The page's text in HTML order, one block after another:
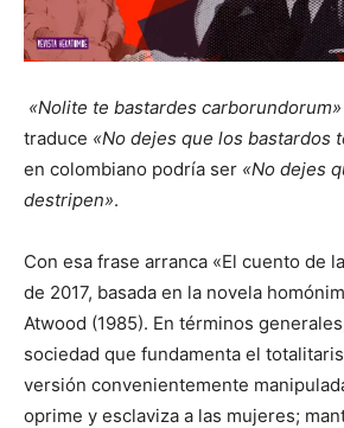
«Nolite te bastardes carborundorum»
traduce «No dejes que los bastardos
en colombiano podría ser «No dejes
destripen».
Con esa frase arranca «El cuento de
de 2017, basada en la novela
Atwood (1985). En términos
sociedad que fundamenta el
versión convenientemente
oprime y esclaviza a las mujeres;